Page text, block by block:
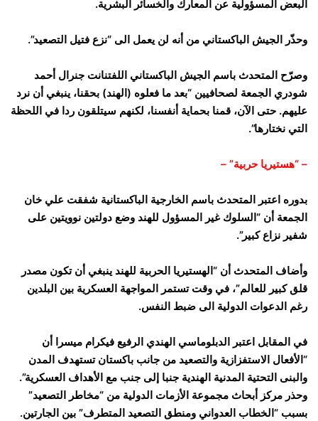
البعض المسؤولية عن المعارك والخسائر البشرية.
وحذّر الجيش الباكستاني من أنه لن يعمل الى “نزع فتيل التصعيد”.
وصرّح المتحدث باسم الجيش الباكستاني اللفتنانت جنرال أحمد
شودري الجمعة لصحافيين “بعد ما فعلوه (الهند) بحقنا، ينبغي أن نرد
عليهم. حتى الآن، قمنا بحماية أنفسنا، لكنهم سيتلقون ردا في اللحظة
التي نختارها”.
– “هستيريا حربية” –
بدوره اعتبر المتحدث باسم الخارجية الباكستانية شفقت علي خان
الجمعة أن “السلوك غير المسؤول للهند وضع دولتين نوويتين على
شفير نزاع كبير”.
وأضاف المتحدث أن “الهستيريا الحربية للهند ينبغي أن تكون مصدر
قلق كبير للعالم”، في وقت تستمر المواجهة العسكرية بين البلدين
رغم الدعوات الدولية الى ضبط النفس.
في المقابل اعتبر الدبلوماسي الهندي الرفيع فيكرام ميسرا أن
“الأفعال الاستفزازية والتصعيد من جانب باكستان تستهدف المدن
والبنى التحتية المدنية الهندية جنبا إلى جنب مع الأهداف العسكرية”.
وحذر مركز أبحاث مجموعة الأزمات الدولية من “مخاطر التصعيد”
بسبب “الخطاب العدواني ومنطق التصعيد المتطرف” بين الجارتين.